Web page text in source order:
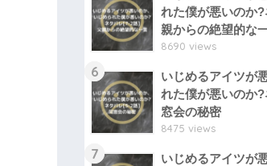
れた僕が悪いのか
親からの絶望的な
8690 views
6
いじめるアイツが
れた僕が悪いのか
窓会の秘密
8475 views
7
いじめるアイツが